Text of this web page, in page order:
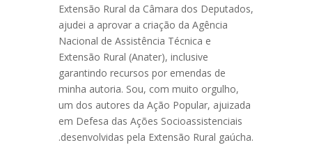
Extensão Rural da Câmara dos Deputados,
ajudei a aprovar a criação da Agência
Nacional de Assistência Técnica e
Extensão Rural (Anater), inclusive
garantindo recursos por emendas de
minha autoria. Sou, com muito orgulho,
um dos autores da Ação Popular, ajuizada
em Defesa das Ações Socioassistenciais
.desenvolvidas pela Extensão Rural gaúcha.